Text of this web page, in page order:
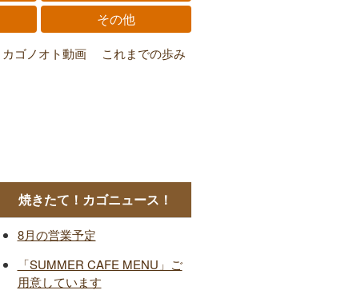
その他
カゴノオト動画 これまでの歩み
焼きたて！カゴニュース！
8月の営業予定
「SUMMER CAFE MENU」ご
用意しています